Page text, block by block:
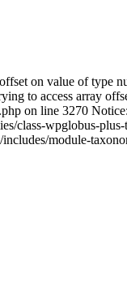
on value of type
to access array
on line 3270
class-wpglobus-
module-